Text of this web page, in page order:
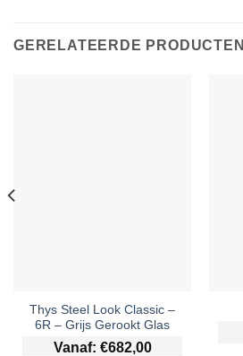
GERELATEERDE PRODUCTEN
Thys Steel Look Classic –
6R – Grijs Gerookt Glas
Vanaf: €682,00